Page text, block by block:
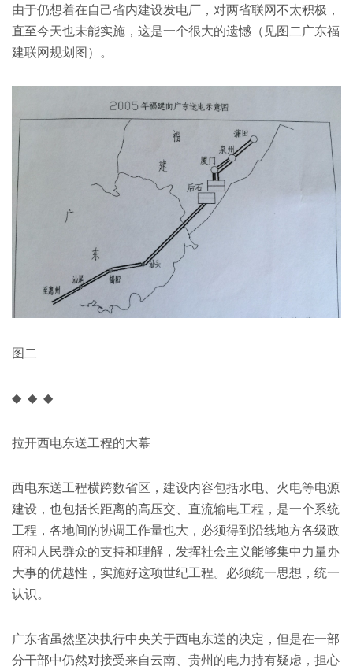
由于仍想着在自己省内建设发电厂，对两省联网不太积极，
直至今天也未能实施，这是一个很大的遗憾（见图二广东福
建联网规划图）。
图二
◆ ◆ ◆
拉开西电东送工程的大幕
西电东送工程横跨数省区，建设内容包括水电、火电等电源
建设，也包括长距离的高压交、直流输电工程，是一个系统
工程，各地间的协调工作量也大，必须得到沿线地方各级政
府和人民群众的支持和理解，发挥社会主义能够集中力量办
大事的优越性，实施好这项世纪工程。必须统一思想，统一
认识。
广东省虽然坚决执行中央关于西电东送的决定，但是在一部
分干部中仍然对接受来自云南、贵州的电力持有疑虑，担心